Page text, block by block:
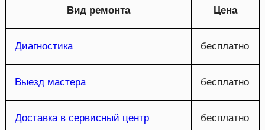
Вид ремонта Цена
Диагностика бесплатно
Выезд мастера бесплатно
Доставка в сервисный центр бесплатно